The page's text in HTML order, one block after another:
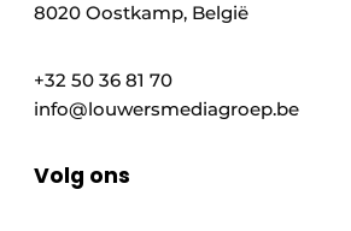
8020 Oostkamp, België
+32 50 36 81 70
info@louwersmediagroep.be
Volg ons